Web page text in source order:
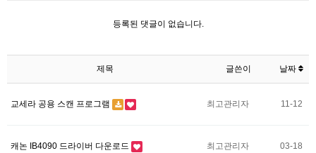
등록된 댓글이 없습니다.
제목 글쓴이 날짜
교세라 공용 스캔 프로그램 최고관리자 11-12
캐논 IB4090 드라이버 다운로드 최고관리자 03-18